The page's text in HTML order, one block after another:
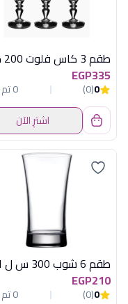
EGP335
0
(0)
0 تم البيع
اشترِ الآن
EGP210
0
(0)
0 تم البيع